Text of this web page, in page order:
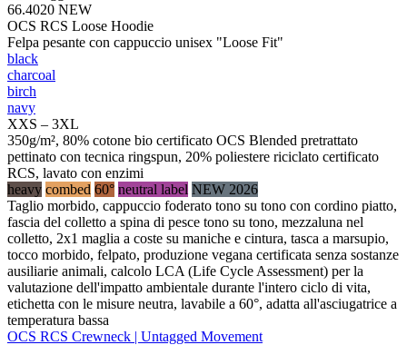
66.4020 NEW
OCS RCS Loose Hoodie
Felpa pesante con cappuccio unisex "Loose Fit"
black
charcoal
birch
navy
XXS – 3XL
350g/m², 80% cotone bio certificato OCS Blended pretrattato
pettinato con tecnica ringspun, 20% poliestere riciclato certificato
RCS, lavato con enzimi
heavy combed 60° neutral label NEW 2026
Taglio morbido, cappuccio foderato tono su tono con cordino piatto,
fascia del colletto a spina di pesce tono su tono, mezzaluna nel
colletto, 2x1 maglia a coste su maniche e cintura, tasca a marsupio,
tocco morbido, felpato, produzione vegana certificata senza sostanze
ausiliarie animali, calcolo LCA (Life Cycle Assessment) per la
valutazione dell'impatto ambientale durante l'intero ciclo di vita,
etichetta con le misure neutra, lavabile a 60°, adatta all'asciugatrice a
temperatura bassa
OCS RCS Crewneck | Untagged Movement